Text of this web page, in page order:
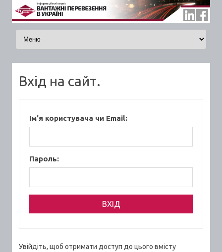
Skip to content
Вхід на сайт.
Ім'я користувача чи Email:
Пароль:
Увійдіть, щоб отримати доступ до цього вмісту